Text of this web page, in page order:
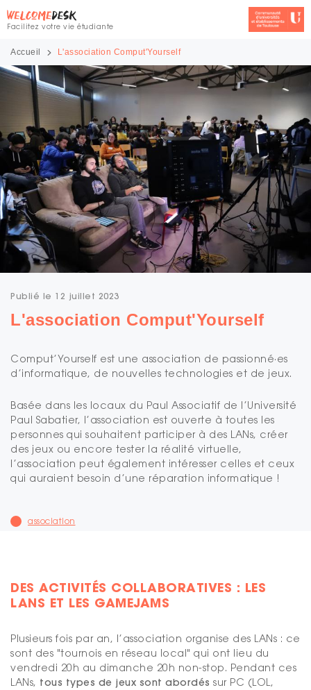
Facilitez votre vie étudiante
Accueil L'association Comput'Yourself
Publié le 12 juillet 2023
L'association Comput'Yourself
Comput’Yourself est une association de passionné·es
d’informatique, de nouvelles technologies et de jeux.
Basée dans les locaux du Paul Associatif de l’Université
Paul Sabatier, l’association est ouverte à toutes les
personnes qui souhaitent participer à des LANs, créer
des jeux ou encore tester la réalité virtuelle,
l’association peut également intéresser celles et ceux
qui auraient besoin d’une réparation informatique !
association
DES ACTIVITÉS COLLABORATIVES : LES
LANS ET LES GAMEJAMS
Plusieurs fois par an, l’association organise des LANs : ce
sont des "tournois en réseau local" qui ont lieu du
vendredi 20h au dimanche 20h non-stop. Pendant ces
LANs, tous types de jeux sont abordés sur PC (LOL,